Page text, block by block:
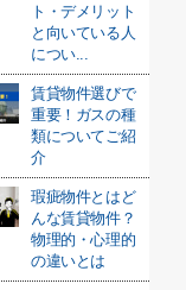
ト・デメリット
と向いている人
につい...
賃貸物件選びで
重要！ガスの種
類についてご紹
介
瑕疵物件とはど
んな賃貸物件？
物理的・心理的
の違いとは